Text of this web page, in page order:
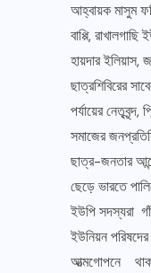
আহ্বায়ক মাসুম
বাপ্পি,
হায়দার ইলিয়াস,
ছাত্রশিবিরের
পর্যায়ের নেতৃবৃন্দ,
সমাজের
ছাত্র-জনতার
ছেড়ে ভারতে
ইউপি সদস্যরা
ইউনিয়ন
আত্মগোপনে